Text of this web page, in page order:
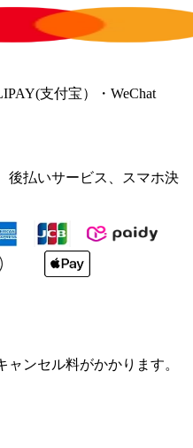
支付宝）・WeChat
後払いサービス、スマホ決
ャンセル料がかかります。